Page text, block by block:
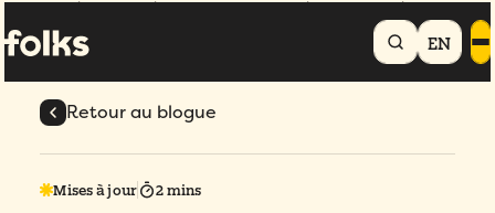
EN
AccueilBlogueQuoi de neuf chez Folks — Mai 2026 : Onboarding plus
Retour au blogue
Mises à jour 2 mins